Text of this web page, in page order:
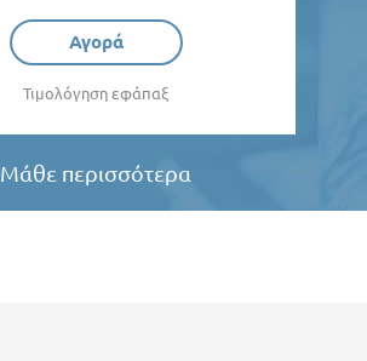
Αγορά
Τιμολόγηση εφάπαξ
Μάθε περισσότερα